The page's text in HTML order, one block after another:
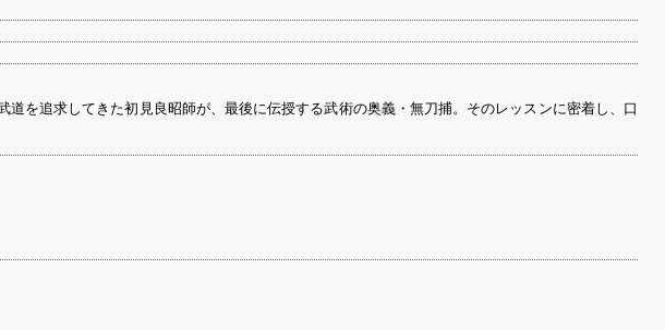
を追求してきた初見良昭師が、最後に伝授する武術の奥義・無刀捕。そのレッスンに密着し、口